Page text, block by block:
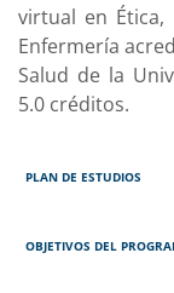
virtual en Ética,
Enfermería
Salud de la
5.0 créditos.
PLAN DE ESTUDIOS
OBJETIVOS DEL